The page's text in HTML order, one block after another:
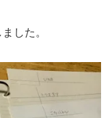
した。